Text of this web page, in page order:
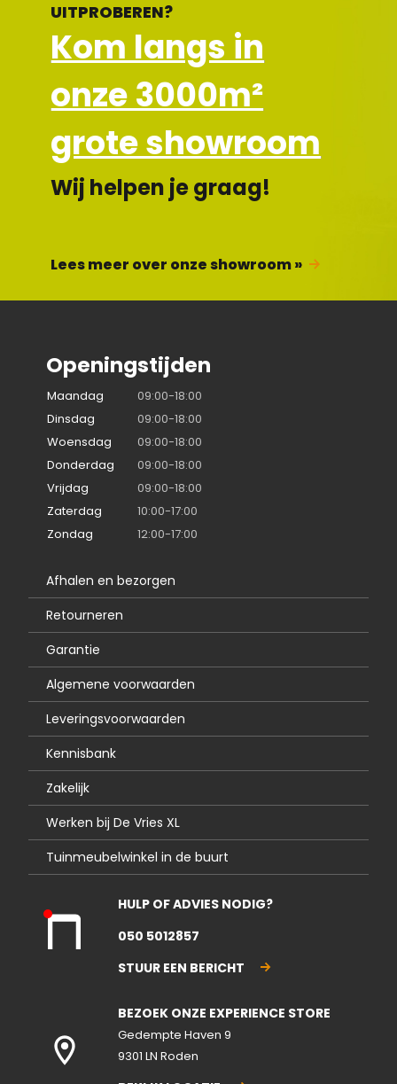
UITPROBEREN?
Kom langs in
onze 3000m²
grote showroom
Wij helpen je graag!
Lees meer over onze showroom »
Openingstijden
Maandag
09:00-18:00
Dinsdag
09:00-18:00
Woensdag
09:00-18:00
Donderdag
09:00-18:00
Vrijdag
09:00-18:00
Zaterdag
10:00-17:00
Zondag
12:00-17:00
Afhalen en bezorgen
Retourneren
Garantie
Algemene voorwaarden
Leveringsvoorwaarden
Kennisbank
Zakelijk
Werken bij De Vries XL
Tuinmeubelwinkel in de buurt
nte
ote
n
HULP OF ADVIES NODIG?
050 5012857
STUUR EEN BERICHT
BEZOEK ONZE EXPERIENCE STORE
Gedempte Haven 9
9301 LN Roden